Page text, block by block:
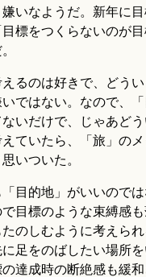
いなようだ。新年に
標をつくらないのが
るのは好きで、どう
ではない。なので、
いだけで、じゃあど
ていたら、「旅」の
いついた。
「目的地」がいいので
目標のような束縛感
たのしむように考えら
足をのばしたい場所
達成時の断絶感も緩和